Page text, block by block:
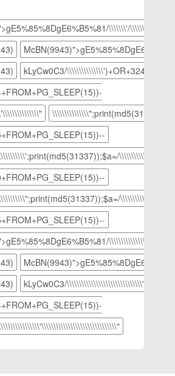
式，将这
个快捷方
式放到桌
面上，我
们双击
程序实际
上找到这
个问题，
可能并不
是驱动的
问题，我
们从来没
有注入驱
动来解决
这个问题
的，而是
通过如下
的方法来
解决的。
方法一：
回到最初
的界
接或网
络"打
开。创建
宽带连接
载图
4 5.
选择连接
到
internet，
进入下一
步。宽带
连接载图
5 6.
接着输入
宽带的账
号和密
码，进入
下一步。
创建宽带
连接载图
6 7.
操作完毕
后，系统
就会自动
连接网络
色载图
3 4.
点击颜
色，在出
现的下拉
框中选择
其他，进
入颜色设
置窗口。
桌面颜色
载图
4 5.
将"色
调"、"饱
和
度"、"亮
度"三项
分别设置
为"85,123,205"，
进入下一
步。设置
桌面颜色
载图
5 6.
点击“添
加到自定
名和密
码”前面
的勾去
除，然后
点击确
定。取消
开机登录
载图
2 3.
重启电
脑，这时
候电脑就
会自动进
入系统桌
面了。
win7载
图3【搬
砖网络侵
权立删】
辨率界面
中点
击“多重
显示”，
在出现的
下拉框中
选择“扩
展这些显
示器”，
然后“确
定”。双
屏设置载
图2
3.设置完
毕后我们
将一个屏
幕上的东
西拖动到
显示屏的
边缘他就
会自动出
现在另外
一个屏幕
上了。双
屏设置载
\\\\\\\'/\\\\\\\"
kLyCw0C3/\\\\\\\\\\\\\\\')+OR+324=
\\\\\\\\\\\\\\\'/
kLyCw0C3/